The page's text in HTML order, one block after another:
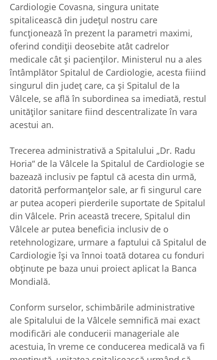
Cardiologie Covasna, singura unitate
spitalicească din judeţul nostru care
funcţionează în prezent la parametri maximi,
oferind condiţii deosebite atât cadrelor
medicale cât şi pacienţilor. Ministerul nu a ales
întâmplător Spitalul de Cardiologie, acesta fiiind
singurul din judeţ care, ca şi Spitalul de la
Vâlcele, se află în subordinea sa imediată, restul
unităţilor sanitare fiind descentralizate în vara
acestui an.
Trecerea administrativă a Spitalului „Dr. Radu
Horia“ de la Vâlcele la Spitalul de Cardiologie se
bazează inclusiv pe faptul că acesta din urmă,
datorită performanţelor sale, ar fi singurul care
ar putea acoperi pierderile suportate de Spitalul
din Vâlcele. Prin această trecere, Spitalul din
Vâlcele ar putea beneficia inclusiv de o
retehnologizare, urmare a faptului că Spitalul de
Cardiologie îşi va înnoi toată dotarea cu fonduri
obţinute pe baza unui proiect aplicat la Banca
Mondială.
Conform surselor, schimbările administrative
ale Spitalului de la Vâlcele semnifică mai exact
modificări ale conducerii manageriale ale
acestuia, în vreme ce conducerea medicală va fi